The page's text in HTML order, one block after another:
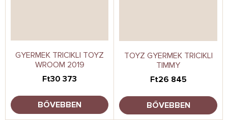
GYERMEK TRICIKLI TOYZ
WROOM 2019
Ft30 373
BŐVEBBEN
TOYZ GYERMEK TRICIKLI
TIMMY
Ft26 845
BŐVEBBEN